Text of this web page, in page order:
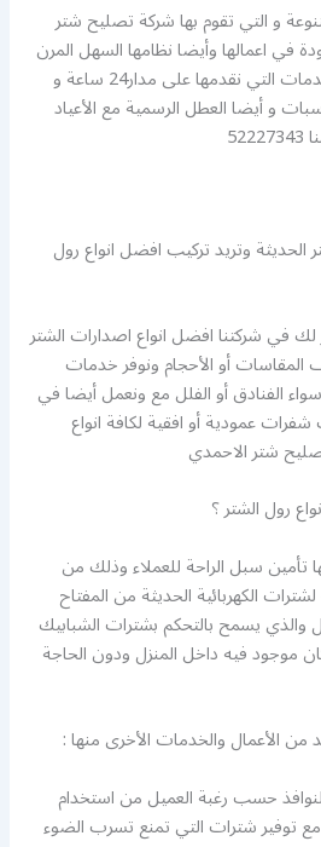
و التي تقوم بها شركة تصليح شتر
في اعمالها وأيضا نظامها السهل المرن
لذلك يمكنكم طلب كافة الخدمات التي نقدمها على مدار24 ساعة و
و أيضا العطل الرسمية مع الأعياد
وتريد تركيب افضل انواع رول
لك في شركتنا افضل انواع اصدارات الشتر
المقاسات أو الأحجام ونوفر خدمات
الفنادق أو الفلل مع ونعمل أيضا في
عمودية أو افقية لكافة انواع
شتر الاحمدي
رول الشتر ؟
تأمين سبل الراحة للعملاء وذلك من
الكهربائية الحديثة من المفتاح
والذي يسمح بالتحكم بشترات الشبابيك
موجود فيه داخل المنزل ودون الحاجة
من الأعمال والخدمات الأخرى منها :
حسب رغبة العميل من استخدام
توفير شترات التي تمنع تسرب الضوء